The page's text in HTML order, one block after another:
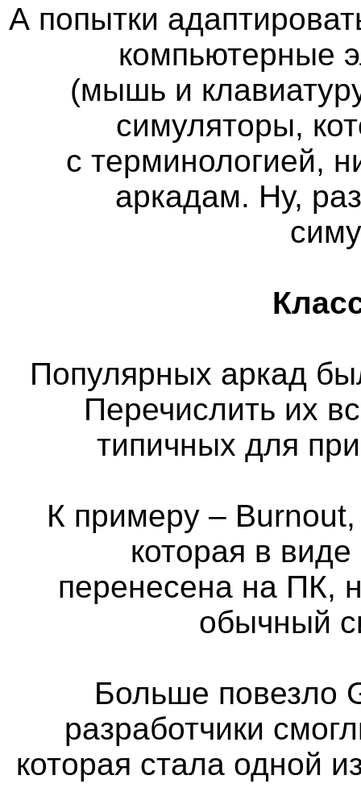
А попытки
компьютерные
(мышь и
симуляторы,
с терминологией,
аркадам. Ну,
Популярных аркад
Перечислить их
типичных для
К примеру – Burnout,
которая в
перенесена на ПК,
обычный
Больше повезло
разработчики
которая стала одной